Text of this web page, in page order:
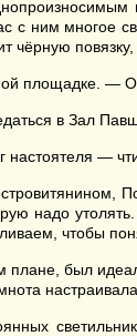
с ним многое
чёрную
площадке. —
в Зал
—
надо
чтобы
плане, был